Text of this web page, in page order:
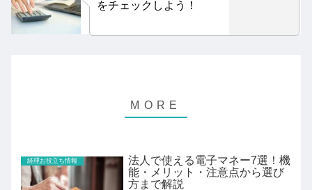
をチェックしよう！
経理お役立ち情報
法人で使える電子マネー7選！機
能・メリット・注意点から選び
方まで解説